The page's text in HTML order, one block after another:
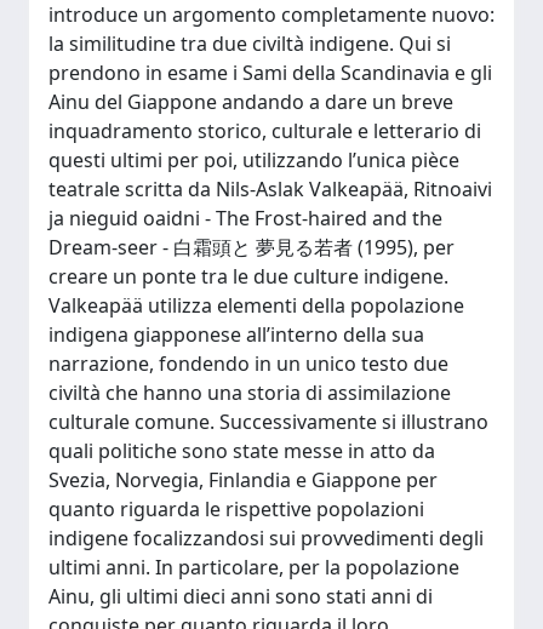
introduce un argomento completamente nuovo:
la similitudine tra due civiltà indigene. Qui si
prendono in esame i Sami della Scandinavia e gli
Ainu del Giappone andando a dare un breve
inquadramento storico, culturale e letterario di
questi ultimi per poi, utilizzando l’unica pièce
teatrale scritta da Nils-Aslak Valkeapää, Ritnoaivi
ja nieguid oaidni - The Frost-haired and the
Dream-seer - 白霜頭と 夢見る若者 (1995), per
creare un ponte tra le due culture indigene.
Valkeapää utilizza elementi della popolazione
indigena giapponese all’interno della sua
narrazione, fondendo in un unico testo due
civiltà che hanno una storia di assimilazione
culturale comune. Successivamente si illustrano
quali politiche sono state messe in atto da
Svezia, Norvegia, Finlandia e Giappone per
quanto riguarda le rispettive popolazioni
indigene focalizzandosi sui provvedimenti degli
ultimi anni. In particolare, per la popolazione
Ainu, gli ultimi dieci anni sono stati anni di